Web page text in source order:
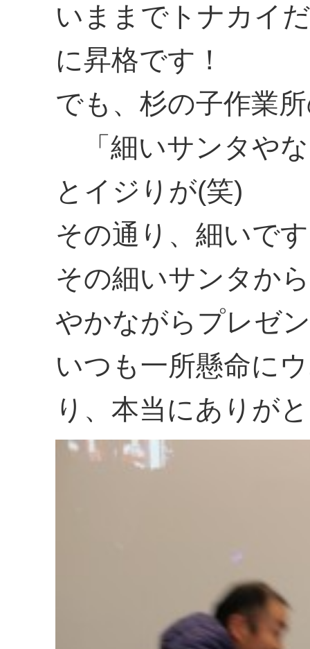
いままでトナカイ
に昇格です！
でも、杉の子作業
「細いサンタや
とイジりが(笑)
その通り、細いで
その細いサンタか
やかながらプレゼ
いつも一所懸命に
り、本当にありが